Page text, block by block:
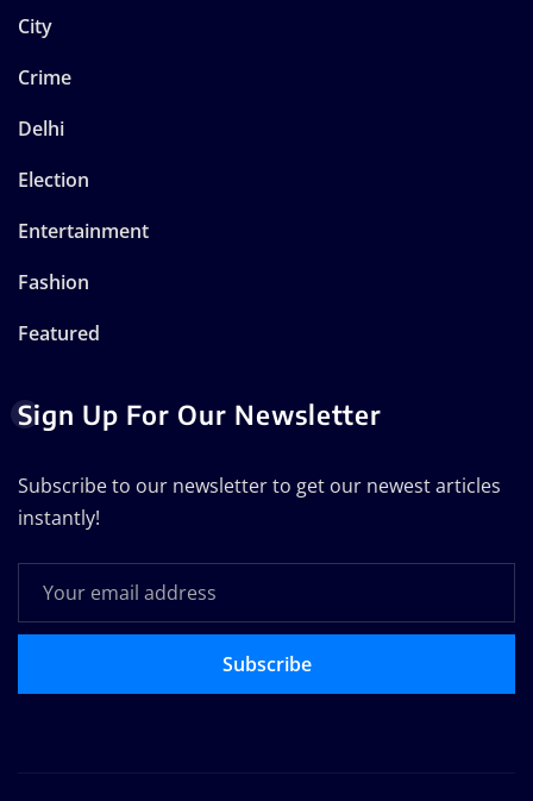
City
Crime
Delhi
Election
Entertainment
Fashion
Featured
Sign Up For Our Newsletter
Subscribe to our newsletter to get our newest articles
instantly!
Subscribe